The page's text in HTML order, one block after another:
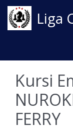
Liga
Kursi
FERRY